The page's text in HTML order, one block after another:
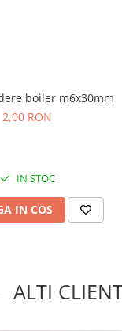
boiler m6x30mm
2,00 RON
IN STOC
IN COS
ALTI